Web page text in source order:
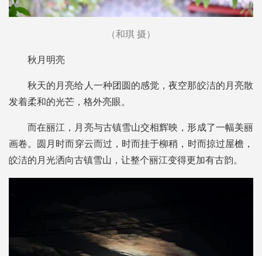
（和琪 摄）
秋月明亮
秋天的月亮给人一种团圆的感觉，夜空那皎洁的月亮散
发着柔和的光芒，格外亮眼。
而在丽江，月亮与古镇雪山交相辉映，形成了一幅美丽
画卷。圆月时而穿云而过，时而挂于柳稍，时而掠过屋檐，
皎洁的月光洒向古镇雪山，让整个丽江变得更加有古韵。